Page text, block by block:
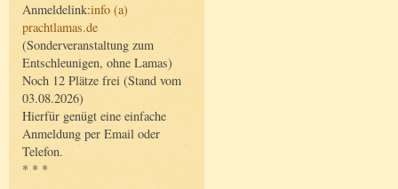
Anmeldelink:info (a)
prachtlamas.de
(Sonderveranstaltung zum
Entschleunigen, ohne Lamas)
Noch 12 Plätze frei (Stand vom
03.08.2026)
Hierfür genügt eine einfache
Anmeldung per Email oder
Telefon.
* * *